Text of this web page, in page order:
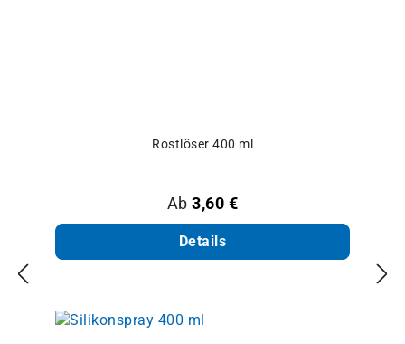
Rostlöser 400 ml
Regulärer Preis:
Ab3,60 €
Details